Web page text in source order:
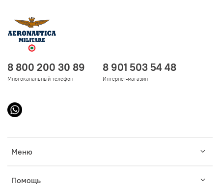
Меню
Помощь
8 800 200 30 89
Многоканальный телефон
8 901 503 54 48
Интернет-магазин